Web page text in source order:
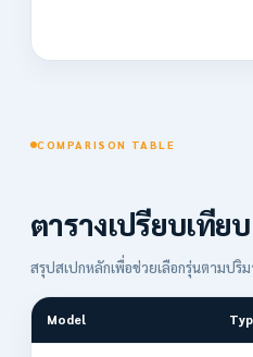
COMPARISON TABLE
ตารางเปรียบเทียบ
สรุปสเปกหลักเพื่อช่วยเลือกรุ่นตามปริ
Model